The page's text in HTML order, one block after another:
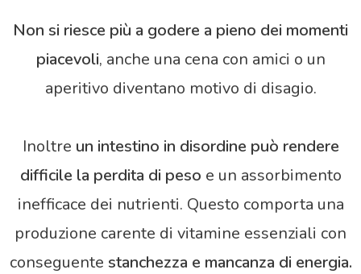
Non si riesce più a godere a pieno dei momenti
piacevoli, anche una cena con amici o un
aperitivo diventano motivo di disagio.
Inoltre un intestino in disordine può rendere
difficile la perdita di peso e un assorbimento
inefficace dei nutrienti. Questo comporta una
produzione carente di vitamine essenziali con
conseguente stanchezza e mancanza di energia.